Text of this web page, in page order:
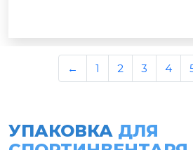
← 1 2 3 4
УПАКОВКА ДЛЯ